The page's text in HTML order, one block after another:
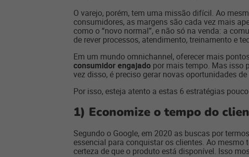
O varejo, porém, tem uma missão difícil. Ao
consumidores, as margens são cada vez mais
como o “novo normal”, e não só na venda: a
de rever processos, atendimento, treinamento e
Em um mundo omnichannel, oferecer mais
consumidor engajado por mais tempo. Mas isso
vez disso, é preciso gerar novas oportunidades
Por isso, esteja atento a estas 6 estratégias
1) Economize o tempo do
Segundo o Google, em 2020 as buscas por
essencial para conquistar os clientes. Ao
certeza de que o produto está disponível. Isso